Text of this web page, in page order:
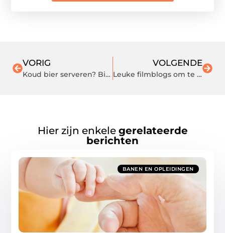
VORIG
Koud bier serveren? Bij dit bedrijf kunt u een koelcel huren
VOLGENDE
Leuke filmblogs om te volgen in 2020
Hier zijn enkele gerelateerde
berichten
BANEN EN OPLEIDINGEN